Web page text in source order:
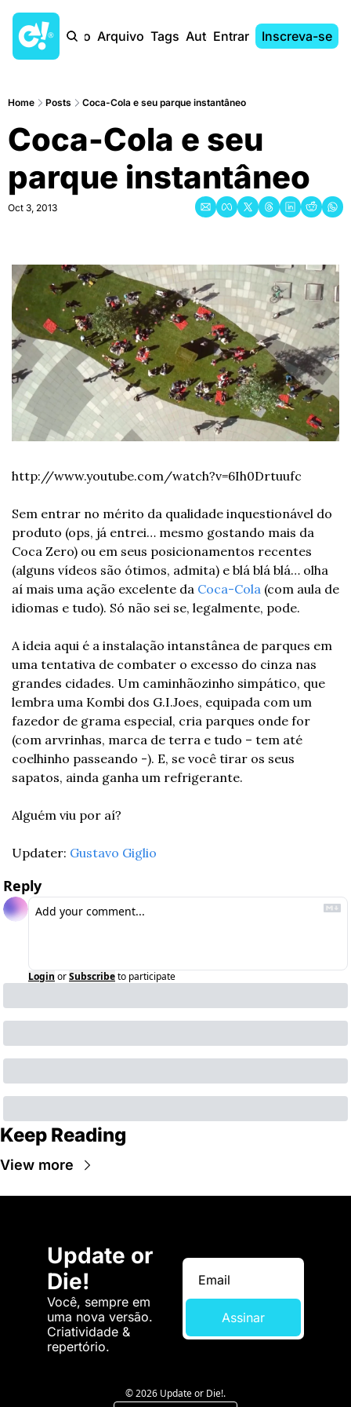
Início Arquivo Tags AutoresEntrar Inscreva-se
Home Posts Coca-Cola e seu parque instantâneo
Coca-Cola e seu
parque instantâneo
Oct 3, 2013
http://www.youtube.com/watch?v=6Ih0Drtuufc
Sem entrar no mérito da qualidade inquestionável do
produto (ops, já entrei… mesmo gostando mais da
Coca Zero) ou em seus posicionamentos recentes
(alguns vídeos são ótimos, admita) e blá blá blá… olha
aí mais uma ação excelente da Coca-Cola (com aula de
idiomas e tudo). Só não sei se, legalmente, pode.
A ideia aqui é a instalação intanstânea de parques em
uma tentativa de combater o excesso do cinza nas
grandes cidades. Um caminhãozinho simpático, que
lembra uma Kombi dos G.I.Joes, equipada com um
fazedor de grama especial, cria parques onde for
(com arvrinhas, marca de terra e tudo – tem até
coelhinho passeando -). E, se você tirar os seus
sapatos, ainda ganha um refrigerante.
Alguém viu por aí?
Updater: Gustavo Giglio
Reply
Login orSubscribeto participate
Keep Reading
View more
Update or
Die!
Você, sempre em
uma nova versão.
Criatividade &
repertório.
Assinar
© 2026 Update or Die!.